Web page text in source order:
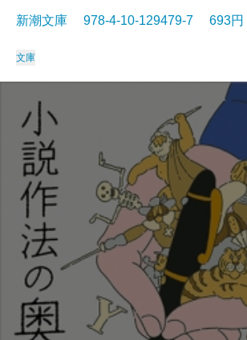
新潮文庫 978-4-10-129479-7 693
文庫